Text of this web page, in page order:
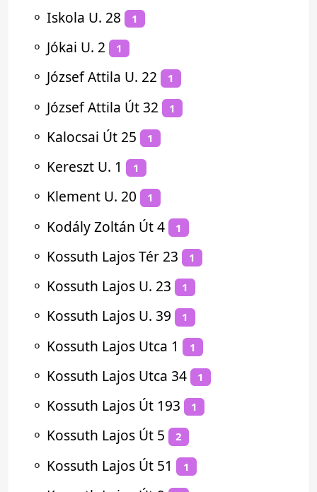
⚬ Iskola U. 28 1
⚬ Jókai U. 2 1
⚬ József Attila U. 22 1
⚬ József Attila Út 32 1
⚬ Kalocsai Út 25 1
⚬ Kereszt U. 1 1
⚬ Klement U. 20 1
⚬ Kodály Zoltán Út 4 1
⚬ Kossuth Lajos Tér 23 1
⚬ Kossuth Lajos U. 23 1
⚬ Kossuth Lajos U. 39 1
⚬ Kossuth Lajos Utca 1 1
⚬ Kossuth Lajos Utca 34 1
⚬ Kossuth Lajos Út 193 1
⚬ Kossuth Lajos Út 5 2
⚬ Kossuth Lajos Út 51 1